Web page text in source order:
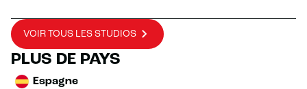
VOIR TOUS LES STUDIOS
PLUS DE PAYS
Espagne